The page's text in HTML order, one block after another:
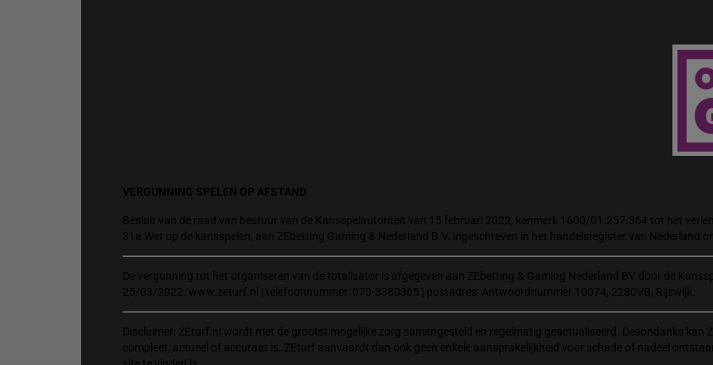
VERGUNNING SPELEN OP AFSTAND
Besluit van de raad van bestuur van de Kansspelautoriteit van 15 februari 2022, kenmerk 1600/01.257.364 tot het
31a Wet op de kansspelen, aan ZEbetting Gaming & Nederland B.V. ingeschreven in het handelsregister van Nederland
De vergunning tot het organiseren van de totalisator is afgegeven aan ZEbetting & Gaming Nederland BV door de
25/03/2022. www.zeturf.nl | telefoonnummer: 070-3380365 | postadres: Antwoordnummer 10074, 2280VB, Rijswijk.
Disclaimer: ZEturf.nl wordt met de grootst mogelijke zorg samengesteld en regelmatig geactualiseerd. Desondanks kan
compleet, actueel of accuraat is. ZEturf aanvaardt dan ook geen enkele aansprakelijkheid voor schade of nadeel